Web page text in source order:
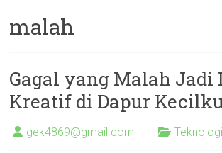
malah
Gagal yang Malah Jadi
Kreatif di Dapur
gek4869@gmail.com Teknologi